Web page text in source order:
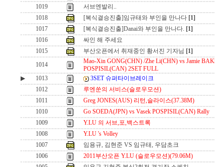
1019
서브엔발리..
1018
[복식결승진출]임규태와 부인을 만나다 [1]
1017
[복식결승진출]Danai와 부인을 만나다. [1]
1016
싸인 해 주세요
1015
부산오픈에서 취재중인 황서진 기자님 [1]
1014
Mao-Xin GONG(CHN) /Zhe Li(CHN) vs Jamie
POSPISIL(CAN) 2SET FULL
▶
1013 3SET 슈퍼타이브레이크
1012
루엔쑨의 서비스(슬로우모션)
1011
Greg JONES(AUS) 리턴,슬라이스(37.38M)
1010
Go SOEDA(JPN) vs Vasek POSPISIL(CAN) Rally
1009
Y.LU 의 서브,포,백스트록
1008
Y.LU 's Volley
1007
임용규, 김현준 VS 임규태, 우담초크
1006
2011부산오픈 Y.LU (슬로우모션)(79.06M)